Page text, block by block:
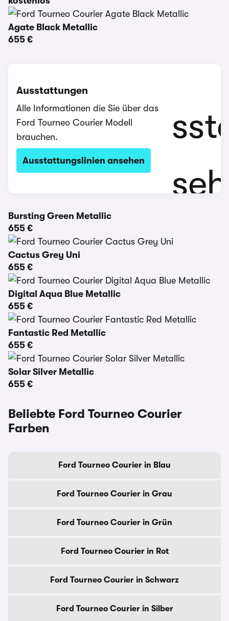
Agate Black Metallic
655 €
Ausstattungen
Alle Informationen die Sie über das
Ford Tourneo Courier Modell
brauchen.
Ausstattungslinien ansehen
Bursting Green Metallic
655 €
Cactus Grey Uni
655 €
Digital Aqua Blue Metallic
655 €
Fantastic Red Metallic
655 €
Solar Silver Metallic
655 €
Beliebte Ford Tourneo Courier
Farben
Ford Tourneo Courier in Blau
Ford Tourneo Courier in Grau
Ford Tourneo Courier in Grün
Ford Tourneo Courier in Rot
Ford Tourneo Courier in Schwarz
Ford Tourneo Courier in Silber